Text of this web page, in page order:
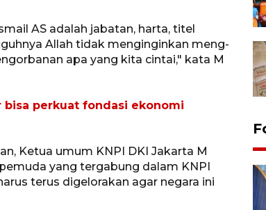
AS adalah jabatan, harta, titel
Allah tidak menginginkan meng-
apa yang kita cintai," kata M
bisa perkuat fondasi ekonomi
Ketua umum KNPI DKI Jakarta M
yang tergabung dalam KNPI
terus digelorakan agar negara ini